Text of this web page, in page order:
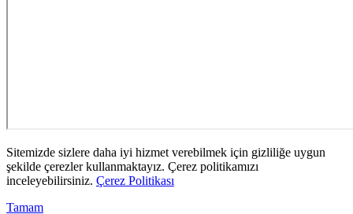
Sitemizde sizlere daha iyi hizmet verebilmek için gizliliğe uygun
şekilde çerezler kullanmaktayız. Çerez politikamızı
inceleyebilirsiniz. Çerez Politikası
Tamam